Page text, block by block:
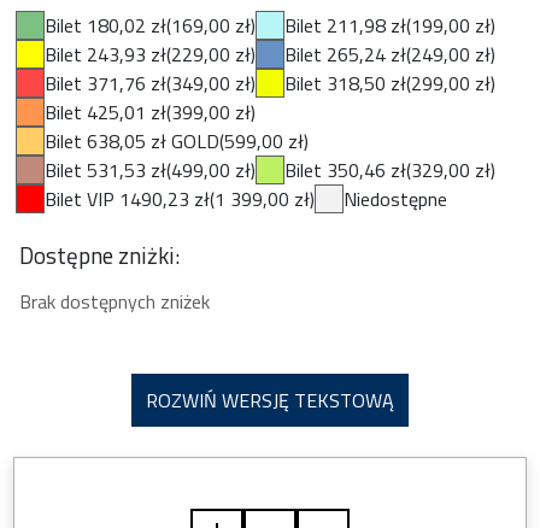
Bilet 180,02 zł(169,00 zł) Bilet 211,98 zł(199,00 zł)
Bilet 243,93 zł(229,00 zł) Bilet 265,24 zł(249,00 zł)
Bilet 371,76 zł(349,00 zł) Bilet 318,50 zł(299,00 zł)
Bilet 425,01 zł(399,00 zł)
Bilet 638,05 zł GOLD(599,00 zł)
Bilet 531,53 zł(499,00 zł) Bilet 350,46 zł(329,00 zł)
Bilet VIP 1490,23 zł(1 399,00 zł) Niedostępne
Dostępne zniżki:
Brak dostępnych zniżek
ROZWIŃ WERSJĘ TEKSTOWĄ